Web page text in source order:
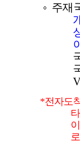
◦ 주재
*전자도